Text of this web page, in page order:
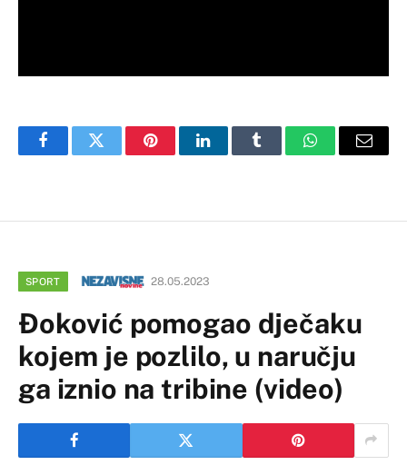
FacebookTwitter PinterestLinkedInTumblr WhatsAppEmail
SPORT 28.05.2023
Đoković pomogao dječaku
kojem je pozlilo, u naručju
ga iznio na tribine (video)